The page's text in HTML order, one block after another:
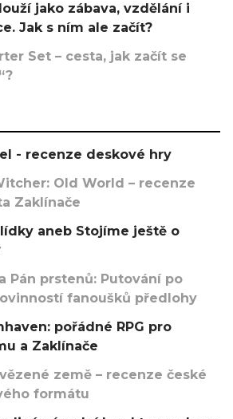
jako zábava, vzdělání i
Jak s ním ale začít?
Set – cesta, jak začít se
- recenze deskové hry
Old World – recenze
Zaklínače
aneb Stojíme ještě o
Pán prstenů: Putování po
fanoušků předlohy
pořádné RPG pro
a Zaklínače
země – recenze české
formátu